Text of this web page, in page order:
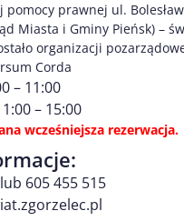
prawnej ul.
Miasta i Gminy Pieńsk) –
organizacji
Corda
– 11:00
– 15:00
wcześniejsza rezerwacja.
605 455 515